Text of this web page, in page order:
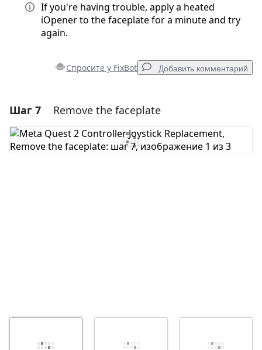
If you're having trouble, apply a heated
iOpener to the faceplate for a minute and try
again.
Спросите у FixBot Добавить комментарий
Добавить комментарий
Добавить комментарий
Шаг 7 Remove the faceplate